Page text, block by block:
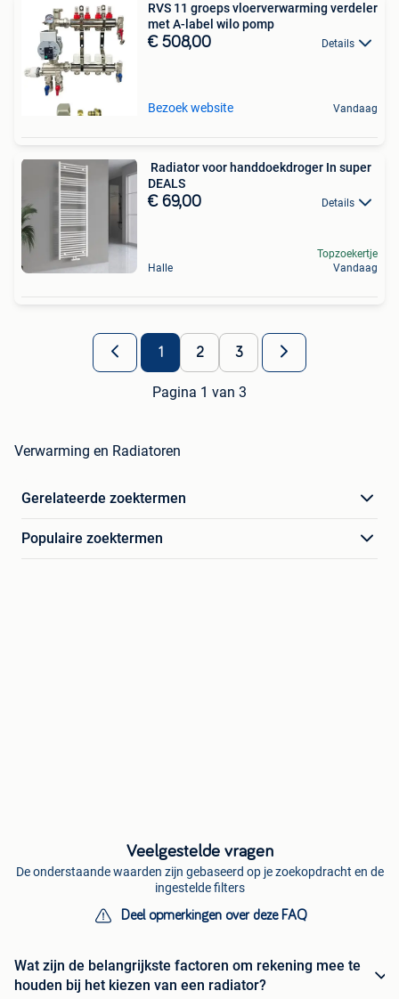
RVS 11 groeps vloerverwarming verdeler
met A-label wilo pomp
€ 508,00 Details
Bezoek website Vandaag
️ Radiator voor handdoekdroger In super
DEALS
€ 69,00 Details
Halle
Topzoekertje
Vandaag
1 2 3
Pagina 1 van 3
Verwarming en Radiatoren
Gerelateerde zoektermen
Populaire zoektermen
Veelgestelde vragen
De onderstaande waarden zijn gebaseerd op je zoekopdracht en de
ingestelde filters
Deel opmerkingen over deze FAQ
Wat zijn de belangrijkste factoren om rekening mee te
houden bij het kiezen van een radiator?